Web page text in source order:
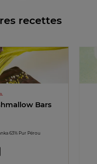
recettes
Bars
63% Pur Pérou